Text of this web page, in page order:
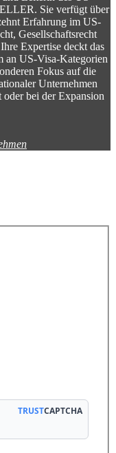
Sie verfügt über
Erfahrung im US-
Gesellschaftsrecht
Expertise deckt das
an US-Visa-Kategorien
Fokus auf die
Unternehmen
bei der Expansion